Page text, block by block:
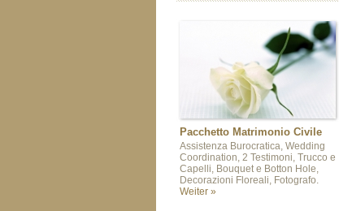
Pacchetto Matrimonio Civile
Assistenza Burocratica, Wedding
Coordination, 2 Testimoni, Trucco e
Capelli, Bouquet e Botton Hole,
Decorazioni Floreali, Fotografo.
Weiter »